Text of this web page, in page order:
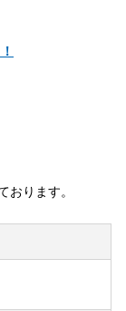
ります。